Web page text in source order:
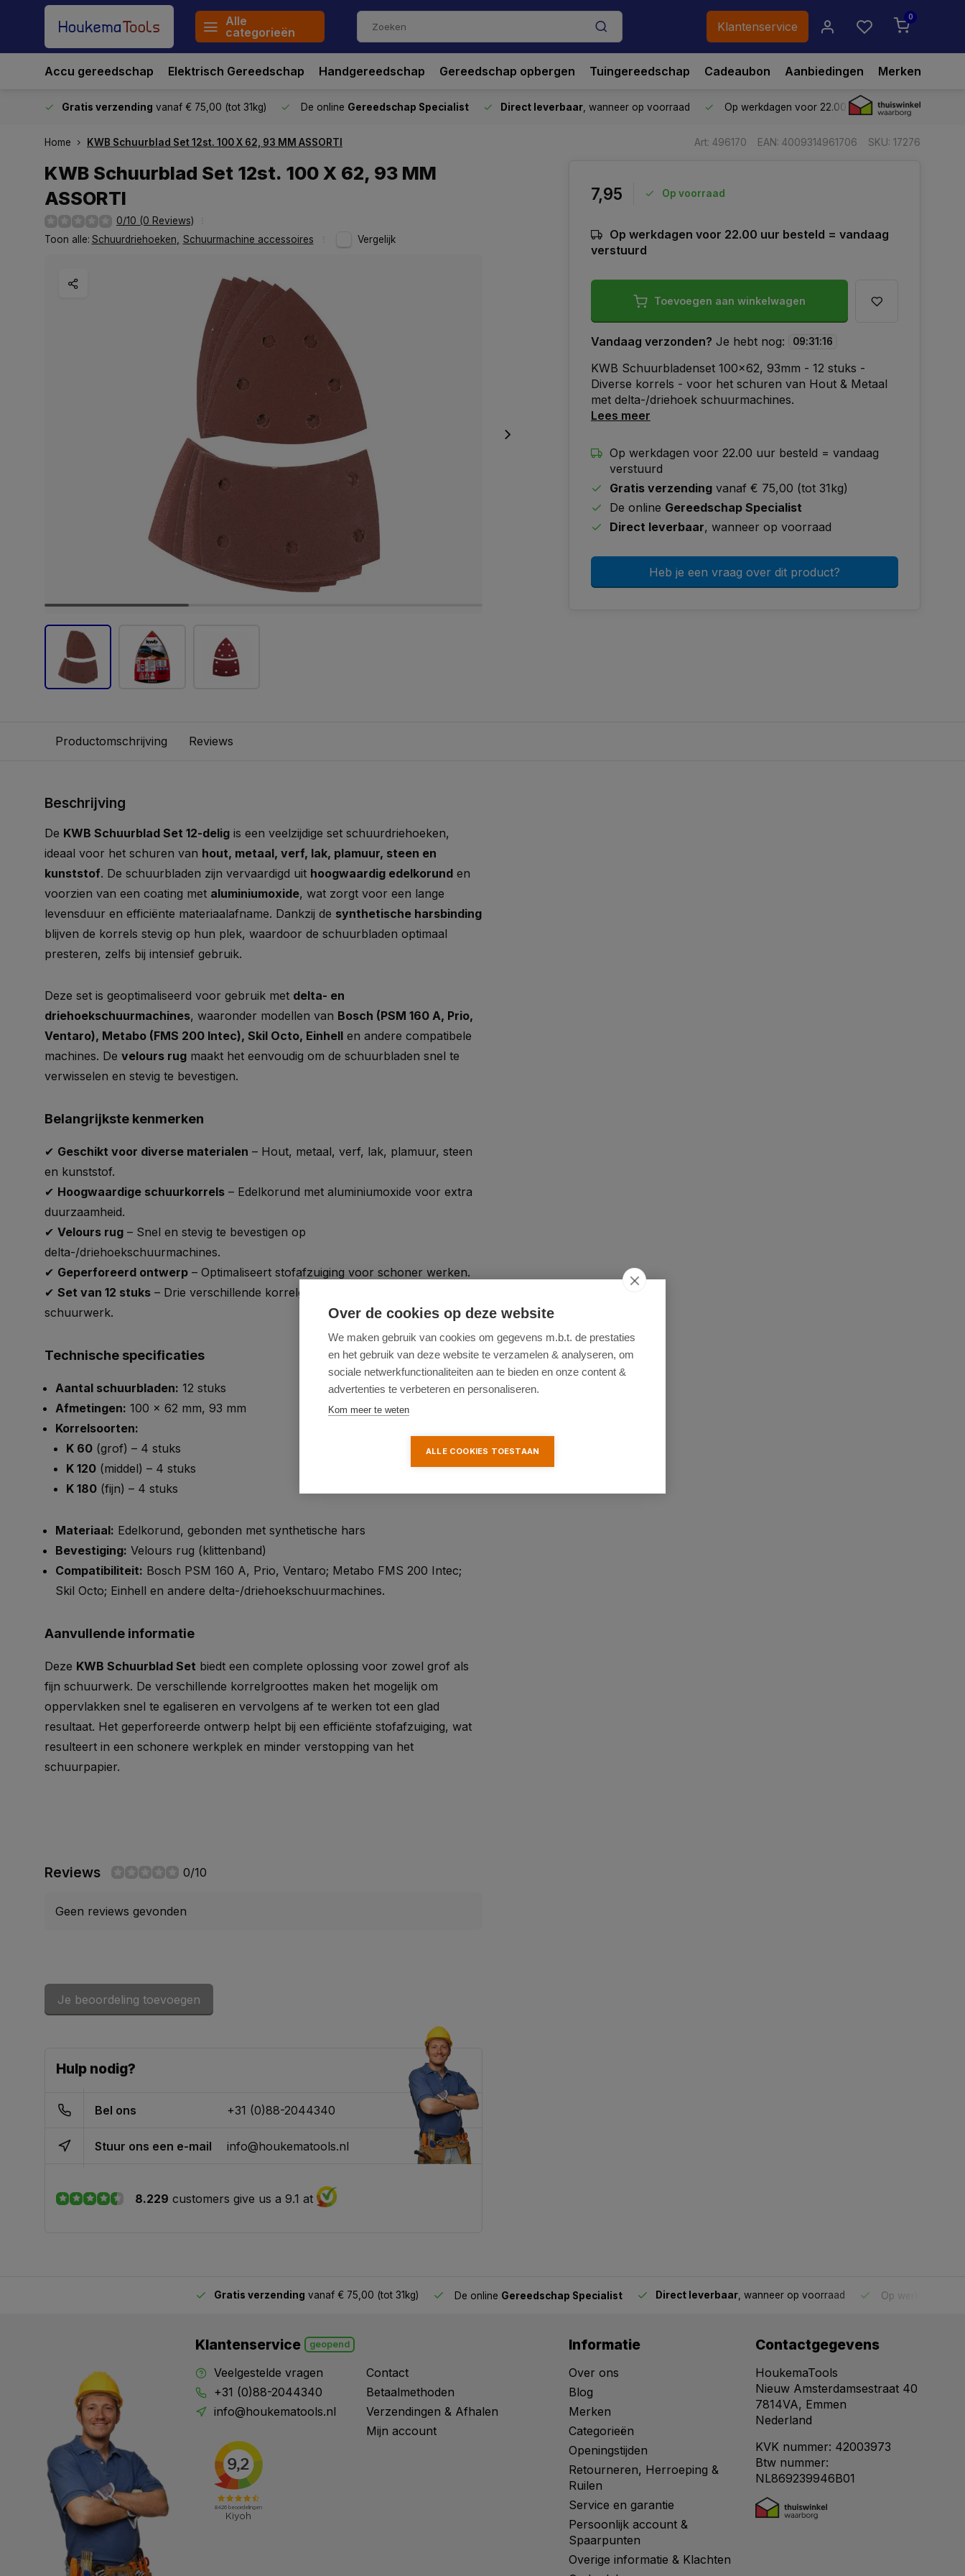
Alle
categorieën
Klantenservice
0
Accu gereedschap Elektrisch Gereedschap Handgereedschap Gereedschap opbergen Tuingereedschap Cadeaubon Aanbiedingen Merken
Gratis verzending vanaf € 75,00 (tot 31kg) De online Gereedschap Specialist Direct leverbaar , wanneer op voorraad Op werkdagen voor 22.00 uur besteld,vandaag
Home KWB Schuurblad Set 12st. 100 X 62, 93 MM ASSORTI Art: 496170 EAN: 4009314961706 SKU: 17276
KWB Schuurblad Set 12st. 100 X 62, 93 MM
ASSORTI
0/10 (0 Reviews)
Toon alle: Schuurdriehoeken Schuurmachine accessoires Vergelijk
7,95 Op voorraad
Op werkdagen voor 22.00 uur besteld = vandaag
verstuurd
Toevoegen aan winkelwagen
Vandaag verzonden? Je hebt nog: 09:31:15
KWB Schuurbladenset 100x62, 93mm - 12 stuks -
Diverse korrels - voor het schuren van Hout & Metaal
met delta-/driehoek schuurmachines.
Lees meer
Op werkdagen voor 22.00 uur besteld = vandaag
verstuurd
Gratis verzending vanaf € 75,00 (tot 31kg)
De online Gereedschap Specialist
Direct leverbaar, wanneer op voorraad
Heb je een vraag over dit product?
Productomschrijving Reviews
Beschrijving
De KWB Schuurblad Set 12-delig is een veelzijdige set schuurdriehoeken,
ideaal voor het schuren van hout, metaal, verf, lak, plamuur, steen en
kunststof. De schuurbladen zijn vervaardigd uit hoogwaardig edelkorund en
voorzien van een coating met aluminiumoxide, wat zorgt voor een lange
levensduur en efficiënte materiaalafname. Dankzij de synthetische harsbinding
blijven de korrels stevig op hun plek, waardoor de schuurbladen optimaal
presteren, zelfs bij intensief gebruik.
Deze set is geoptimaliseerd voor gebruik met delta- en
driehoekschuurmachines, waaronder modellen van Bosch (PSM 160 A, Prio,
Ventaro), Metabo (FMS 200 Intec), Skil Octo, Einhell en andere compatibele
machines. De velours rug maakt het eenvoudig om de schuurbladen snel te
verwisselen en stevig te bevestigen.
Belangrijkste kenmerken
✔ Geschikt voor diverse materialen – Hout, metaal, verf, lak, plamuur, steen
en kunststof.
✔ Hoogwaardige schuurkorrels – Edelkorund met aluminiumoxide voor extra
duurzaamheid.
✔ Velours rug – Snel en stevig te bevestigen op
delta-/driehoekschuurmachines.
✔ Geperforeerd ontwerp – Optimaliseert stofafzuiging voor schoner werken.
✔ Set van 12 stuks – Drie verschillende korrelgroottes voor veelzijdig
schuurwerk.
Technische specificaties
Aantal schuurbladen: 12 stuks
Afmetingen: 100 x 62 mm, 93 mm
Korrelsoorten:
K 60 (grof) – 4 stuks
K 120 (middel) – 4 stuks
K 180 (fijn) – 4 stuks
Materiaal: Edelkorund, gebonden met synthetische hars
Bevestiging: Velours rug (klittenband)
Compatibiliteit: Bosch PSM 160 A, Prio, Ventaro; Metabo FMS 200 Intec;
Skil Octo; Einhell en andere delta-/driehoekschuurmachines.
Aanvullende informatie
Deze KWB Schuurblad Set biedt een complete oplossing voor zowel grof als
fijn schuurwerk. De verschillende korrelgroottes maken het mogelijk om
oppervlakken snel te egaliseren en vervolgens af te werken tot een glad
resultaat. Het geperforeerde ontwerp helpt bij een efficiënte stofafzuiging, wat
resulteert in een schonere werkplek en minder verstopping van het
schuurpapier.
Reviews 0/10
Geen reviews gevonden
Je beoordeling toevoegen
Hulp nodig?
Bel ons +31 (0)88-2044340
Stuur ons een e-mail info@houkematools.nl
8.229 customers give us a 9.1 at
Gratis verzending vanaf € 75,00 (tot 31kg) De online Gereedschap Specialist Direct leverbaar , wanneer op voorraad Op werkdagen
Klantenservice geopend
Veelgestelde vragen
+31 (0)88-2044340
info@houkematools.nl
Contact
Betaalmethoden
Verzendingen & Afhalen
Mijn account
Informatie
Over ons
Blog
Merken
Categorieën
Openingstijden
Retourneren, Herroeping &
Ruilen
Service en garantie
Persoonlijk account &
Spaarpunten
Overige informatie & Klachten
Contactgegevens
HoukemaTools
Nieuw Amsterdamsestraat 40
7814VA, Emmen
Nederland
KVK nummer: 42003973
Btw nummer:
NL869239946B01
Over de cookies op deze website
We maken gebruik van cookies om gegevens m.b.t. de prestaties
en het gebruik van deze website te verzamelen & analyseren, om
sociale netwerkfunctionaliteiten aan te bieden en onze content &
advertenties te verbeteren en personaliseren.
Kom meer te weten
ALLE COOKIES TOESTAAN